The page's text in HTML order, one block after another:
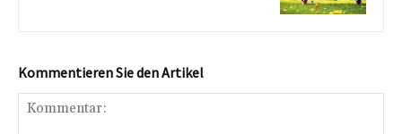
Kommentieren Sie den Artikel